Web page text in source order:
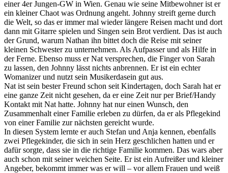
einer 4er Jungen-GW in Wien. Genau wie seine Mitbewohner ist er
ein kleiner Chaot was Ordnung angeht. Johnny streift gerne durch
die Welt, so das er immer mal wieder längere Reisen macht und dort
dann mit Gitarre spielen und Singen sein Brot verdient. Das ist auch
der Grund, warum Nathan ihn bittet doch die Reise mit seiner
kleinen Schwester zu unternehmen. Als Aufpasser und als Hilfe in
der Ferne. Ebenso muss er Nat versprechen, die Finger von Sarah
zu lassen, den Johnny lässt nichts anbrennen. Er ist ein echter
Womanizer und nutzt sein Musikerdasein gut aus.
Nat ist sein bester Freund schon seit Kindertagen, doch Sarah hat er
eine ganze Zeit nicht gesehen, da er eine Zeit nur per Brief/Handy
Kontakt mit Nat hatte. Johnny hat nur einen Wunsch, den
Zusammenhalt einer Familie erleben zu dürfen, da er als Pflegekind
von einer Familie zur nächsten gereicht wurde.
In diesen System lernte er auch Stefan und Anja kennen, ebenfalls
zwei Pflegekinder, die sich in sein Herz geschlichen hatten und er
dafür sorgte, dass sie in die richtige Familie kommen. Das wars aber
auch schon mit seiner weichen Seite. Er ist ein Aufreißer und kleiner
Angeber, bekommt immer was er will – vor allem Frauen und weiß